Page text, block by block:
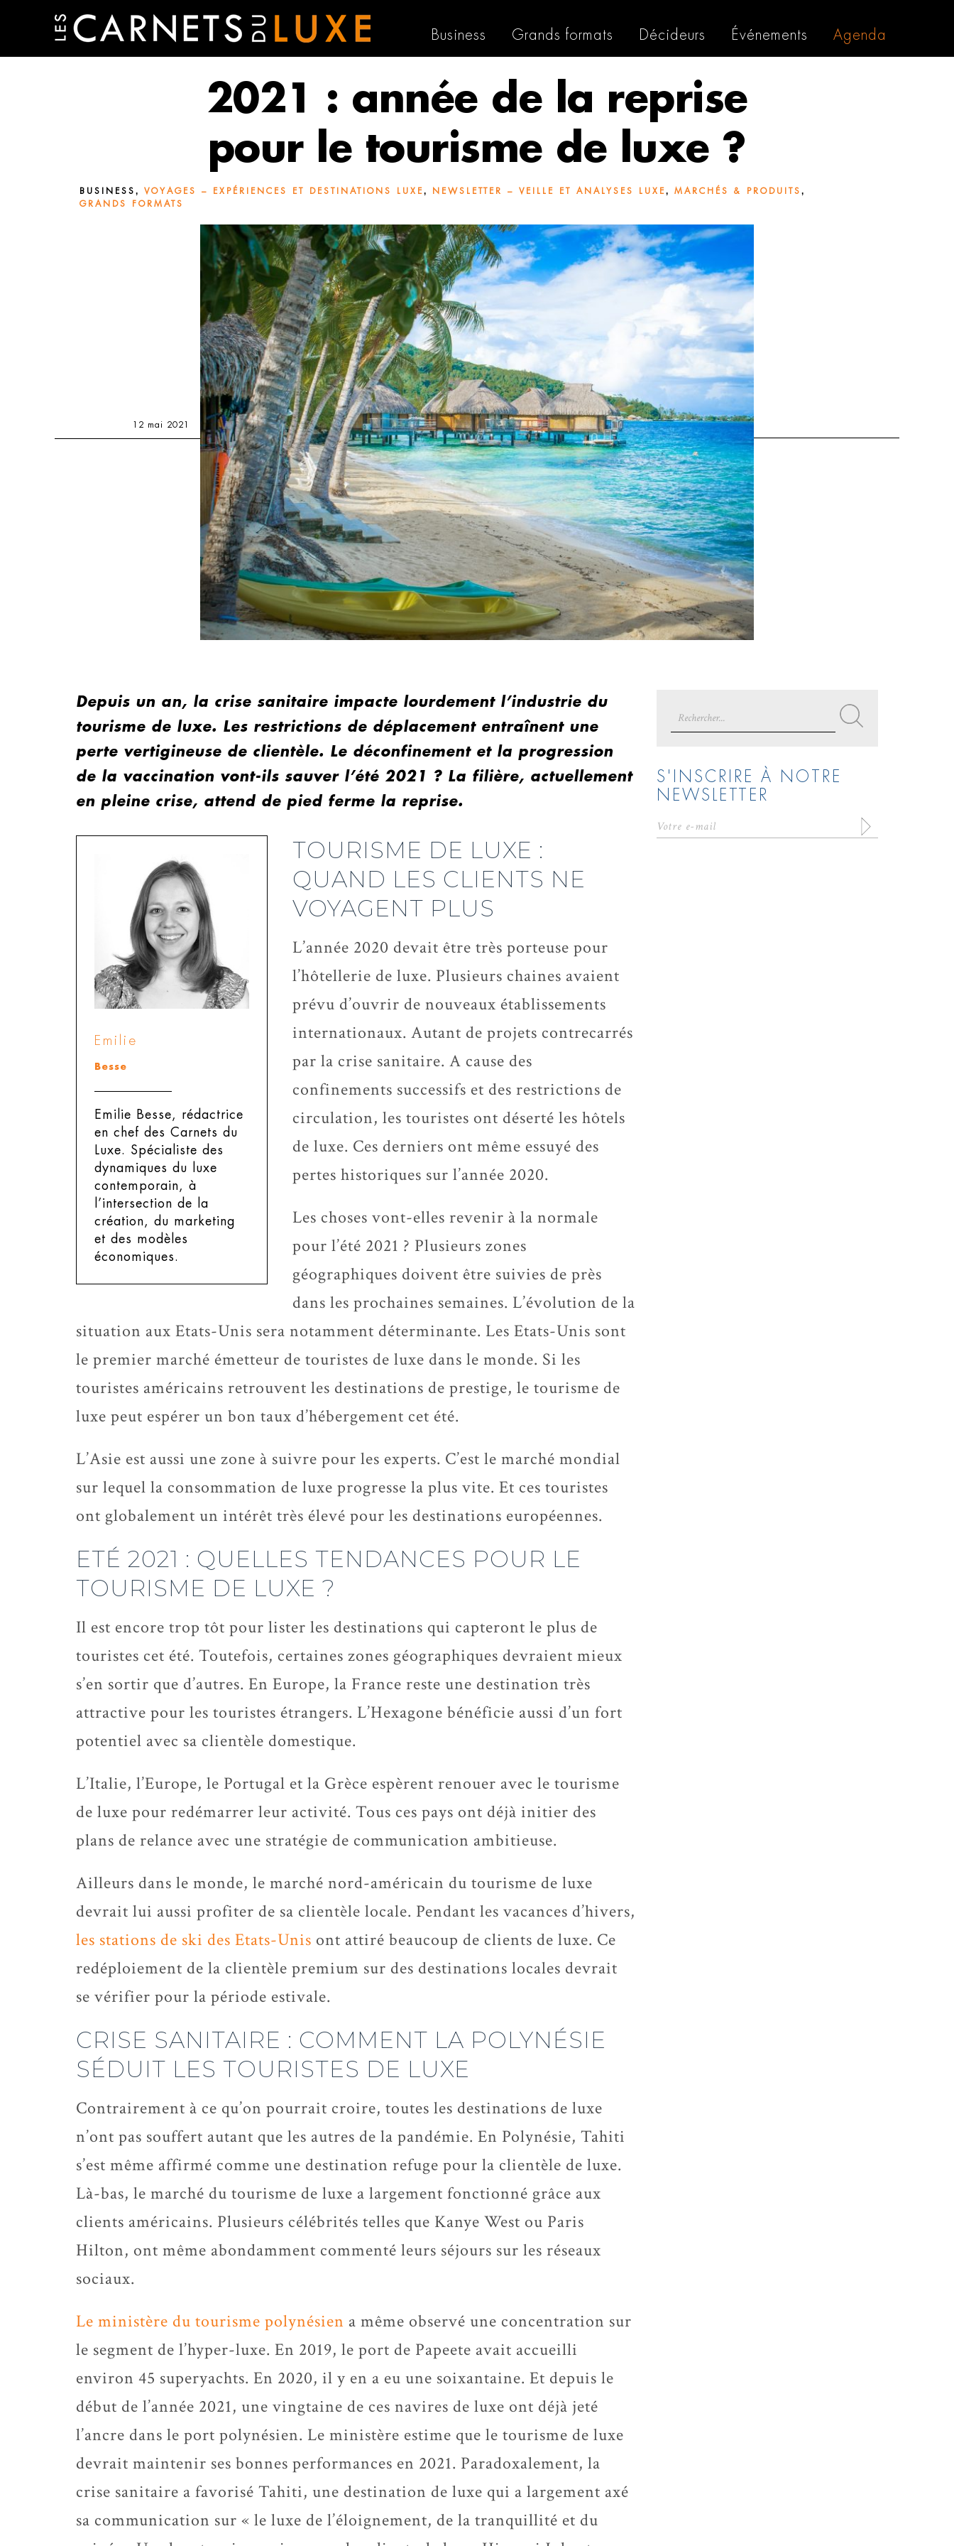
Business Grands formats Décideurs Événements Agenda
2021 : année de la reprise
pour le tourisme de luxe ?
BUSINESS , VOYAGES – EXPÉRIENCES ET DESTINATIONS LUXE, NEWSLETTER – VEILLE ET ANALYSES LUXE, MARCHÉS & PRODUITS ,
GRANDS FORMATS
12 mai 2021
Depuis un an, la crise sanitaire impacte lourdement l’industrie du
tourisme de luxe. Les restrictions de déplacement entraînent une
perte vertigineuse de clientèle. Le déconfinement et la progression
de la vaccination vont-ils sauver l’été 2021 ? La filière, actuellement
en pleine crise, attend de pied ferme la reprise.
Emilie
Besse
Emilie Besse, rédactrice
en chef des Carnets du
Luxe.
Spécialiste des
dynamiques du luxe
contemporain, à
l’intersection de la
création, du marketing
et des modèles
économiques.
TOURISME DE LUXE :
QUAND LES CLIENTS NE
VOYAGENT PLUS
L’année 2020 devait être très porteuse pour
l’hôtellerie de luxe. Plusieurs chaines avaient
prévu d’ouvrir de nouveaux établissements
internationaux. Autant de projets contrecarrés
par la crise sanitaire. A cause des
confinements successifs et des restrictions de
circulation, les touristes ont déserté les hôtels
de luxe. Ces derniers ont même essuyé des
pertes historiques sur l’année 2020.
Les choses vont-elles revenir à la normale
pour l’été 2021 ? Plusieurs zones
géographiques doivent être suivies de près
dans les prochaines semaines. L’évolution de la
situation aux Etats-Unis sera notamment déterminante. Les Etats-Unis sont
le premier marché émetteur de touristes de luxe dans le monde. Si les
touristes américains retrouvent les destinations de prestige, le tourisme de
luxe peut espérer un bon taux d’hébergement cet été.
L’Asie est aussi une zone à suivre pour les experts. C’est le marché mondial
sur lequel la consommation de luxe progresse la plus vite. Et ces touristes
ont globalement un intérêt très élevé pour les destinations européennes.
ETÉ 2021 : QUELLES TENDANCES POUR LE
TOURISME DE LUXE ?
Il est encore trop tôt pour lister les destinations qui capteront le plus de
touristes cet été. Toutefois, certaines zones géographiques devraient mieux
s’en sortir que d’autres. En Europe, la France reste une destination très
attractive pour les touristes étrangers. L’Hexagone bénéficie aussi d’un fort
potentiel avec sa clientèle domestique.
L’Italie, l’Europe, le Portugal et la Grèce espèrent renouer avec le tourisme
de luxe pour redémarrer leur activité. Tous ces pays ont déjà initier des
plans de relance avec une stratégie de communication ambitieuse.
Ailleurs dans le monde, le marché nord-américain du tourisme de luxe
devrait lui aussi profiter de sa clientèle locale. Pendant les vacances d’hivers,
les stations de ski des Etats-Unis ont attiré beaucoup de clients de luxe. Ce
redéploiement de la clientèle premium sur des destinations locales devrait
se vérifier pour la période estivale.
CRISE SANITAIRE : COMMENT LA POLYNÉSIE
SÉDUIT LES TOURISTES DE LUXE
Contrairement à ce qu’on pourrait croire, toutes les destinations de luxe
n’ont pas souffert autant que les autres de la pandémie. En Polynésie, Tahiti
s’est même affirmé comme une destination refuge pour la clientèle de luxe.
Là-bas, le marché du tourisme de luxe a largement fonctionné grâce aux
clients américains. Plusieurs célébrités telles que Kanye West ou Paris
Hilton, ont même abondamment commenté leurs séjours sur les réseaux
sociaux.
Le ministère du tourisme polynésien a même observé une concentration sur
le segment de l’hyper-luxe. En 2019, le port de Papeete avait accueilli
environ 45 superyachts. En 2020, il y en a eu une soixantaine. Et depuis le
début de l’année 2021, une vingtaine de ces navires de luxe ont déjà jeté
l’ancre dans le port polynésien. Le ministère estime que le tourisme de luxe
devrait maintenir ses bonnes performances en 2021. Paradoxalement, la
crise sanitaire a favorisé Tahiti, une destination de luxe qui a largement axé
sa communication sur « le luxe de l’éloignement, de la tranquillité et du
for:
S'INSCRIRE À NOTRE
NEWSLETTER